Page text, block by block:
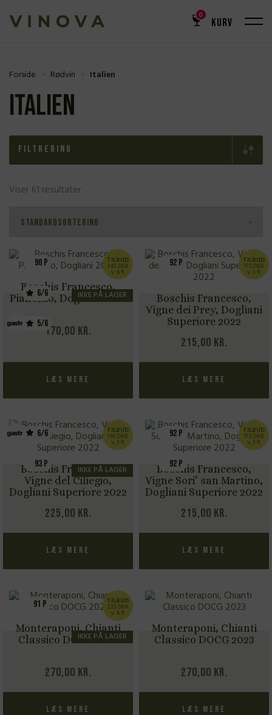
KURV
0
Italien
Forside Rødvin Italien
Filtrering
Viser 61 resultater
90 P
6/6
5/6
IKKE PÅ LAGER
Boschis Francesco,
Pianezzo, Dogliani 2024
170,00 kr.
TILBUD
145 DKK
v. 6 fl.
Læs mere
92 P
Boschis Francesco,
Vigne dei Prey, Dogliani
Superiore 2022
215,00 kr.
TILBUD
175 DKK
v. 3 fl.
Læs mere
6/6
93 P
IKKE PÅ LAGER
Boschis Francesco,
Vigne del Ciliegio,
Dogliani Superiore 2022
225,00 kr.
TILBUD
195 DKK
v. 3 fl.
Læs mere
92 P
92 P
Boschis Francesco,
Vigne Sori’ san Martino,
Dogliani Superiore 2022
215,00 kr.
TILBUD
175 DKK
v. 3 fl.
Læs mere
91 P
IKKE PÅ LAGER
Monteraponi, Chianti
Classico DOCG 2022
270,00 kr.
TILBUD
235 DKK
v. 6 fl.
Læs mere
Monteraponi, Chianti
Classico DOCG 2023
270,00 kr.
Læs mere